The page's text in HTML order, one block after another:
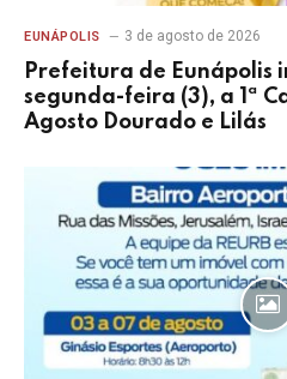
EUNÁPOLIS 3 de agosto de 2026
Prefeitura de Eunápolis
segunda-feira (3), a 1ª
Agosto Dourado e Lilás